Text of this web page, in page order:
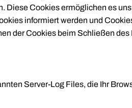
Diese Cookies ermöglichen es
informiert werden und
der Cookies beim Schließen des
Server-Log Files, die Ihr